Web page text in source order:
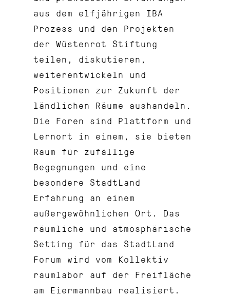
aus dem elfjährigen IBA
Prozess und den Projekten
der Wüstenrot Stiftung
teilen, diskutieren,
weiterentwickeln und
Positionen zur Zukunft der
ländlichen Räume aushandeln.
Die Foren sind Plattform und
Lernort in einem, sie bieten
Raum für zufällige
Begegnungen und eine
besondere StadtLand
Erfahrung an einem
außergewöhnlichen Ort. Das
räumliche und atmosphärische
Setting für das StadtLand
Forum wird vom Kollektiv
raumlabor auf der Freifläche
am Eiermannbau realisiert.